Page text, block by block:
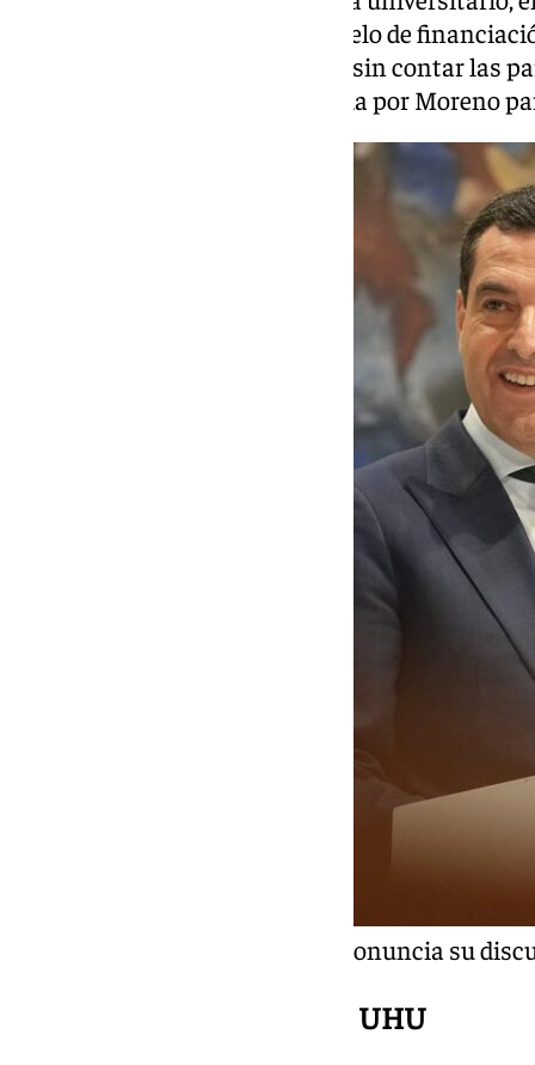
certidumbre con un nuevo modelo de
más de 1.685 millones de euros, sin contar las
inyección de tesorería prometida por Moreno
El presidente de la Junta pronuncia su
Discurso de la Rectora de la UHU